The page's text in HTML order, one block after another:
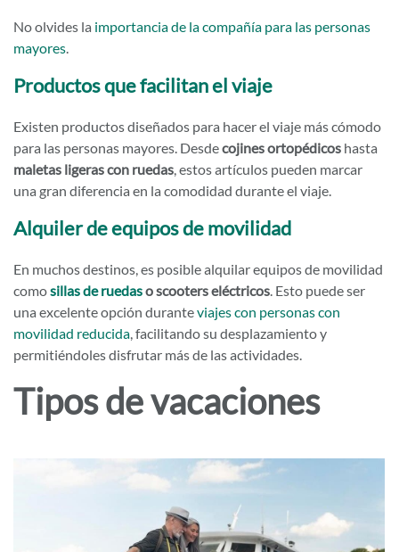
No olvides la importancia de la compañía para las personas
mayores
Productos que facilitan el viaje
Existen productos diseñados para hacer el viaje más cómodo
para las personas mayores. Desdecojines ortopédicos hasta
maletas ligeras con ruedas , estos artículos pueden marcar
una gran diferencia en la comodidad durante el viaje.
Alquiler de equipos de movilidad
En muchos destinos, es posible alquilar equipos de movilidad
comosillas de ruedaso scooters eléctricos . Esto puede ser
una excelente opción duranteviajes con personas con
movilidad reducida , facilitando su desplazamiento y
permitiéndoles disfrutar más de las actividades.
Tipos de vacaciones